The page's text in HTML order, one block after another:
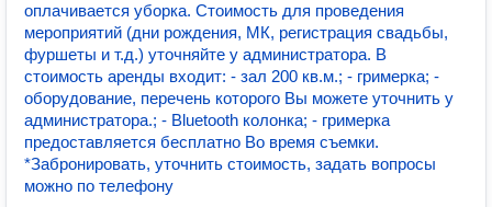
оплачивается уборка. Стоимость для проведения
мероприятий (дни рождения, МК, регистрация свадьбы,
фуршеты и т.д.) уточняйте у администратора. В
стоимость аренды входит: - зал 200 кв.м.; - гримерка; -
оборудование, перечень которого Вы можете уточнить у
администратора.; - Bluetooth колонка; - гримерка
предоставляется бесплатно Во время съемки.
*Забронировать, уточнить стоимость, задать вопросы
можно по телефону